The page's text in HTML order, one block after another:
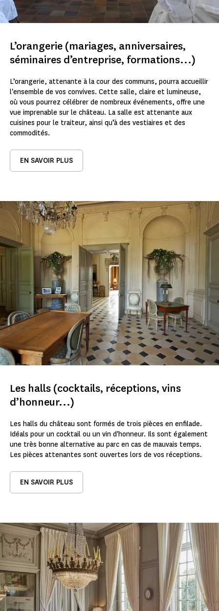
L’orangerie (mariages, anniversaires,
séminaires d’entreprise, formations...)
L’orangerie, attenante à la cour des communs, pourra accueillir
l'ensemble de vos convives. Cette salle, claire et lumineuse,
où vous pourrez célébrer de nombreux événements, offre une
vue imprenable sur le château. La salle est attenante aux
cuisines pour le traiteur, ainsi qu’à des vestiaires et des
commodités.
EN SAVOIR PLUS
Les halls (cocktails, réceptions, vins
d’honneur...)
Les halls du château sont formés de trois pièces en enfilade.
Idéals pour un cocktail ou un vin d'honneur. Ils sont également
une très bonne alternative au parc en cas de mauvais temps.
Les pièces attenantes sont ouvertes lors de vos réceptions.
EN SAVOIR PLUS